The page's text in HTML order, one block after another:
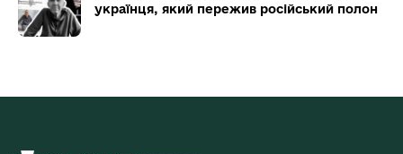
українця, який пережив російський полон